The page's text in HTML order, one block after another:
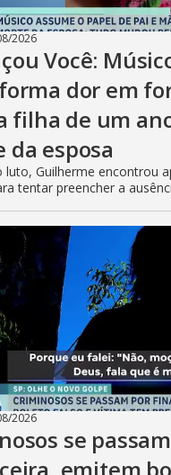
2026
Você:
dor em
filha de um
da esposa
luto, Guilherme encontrou
tentar preencher a
2026
se